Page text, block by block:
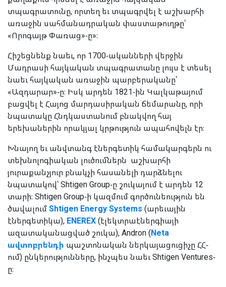
տպագրատունը, որտեղ եւ տպագրվել է աշխարհի
առաջին սահմանադրական փաստաթուղթը՝
«Որոգայթ Փառաց»-ը»։
Հիշեցնենք նաեւ, որ 1700-ականների վերջին
Մադրասի հայկական տպագրատանը լույս է տեսել
նաեւ հայկական առաջին պարբերականը՝
«Ազդարար»-ը։ Իսկ արդեն 1821-ին Կալկաթայում
բացվել է Հայոց մարդասիրական ճեմարանը, որի
նպատակը Հնդկաստանում բնակվող հայ
երեխաներին որակյալ կրթություն ապահովելն էր։
Խնայող եւ անվտանգ էներգետիկ համակարգերն ու
տեխնոլոգիական լուծումներն աշխարհի
յուրաքանչյուր բնակչի հասանելի դարձնելու
նպատակով՝ Shtigen Group-ը շուկայում է արդեն 12
տարի։ Shtigen Group-ի կազմում գործունեություն են
ծավալումShtigen Energy Systems (արեւային
էներգետիկա), ENEREX(էլեկտրաէներգիայի
ազատականացված շուկա), Andron (Neta
ավտոբրենդի պաշտոնական ներկայացուցիչը ՀՀ-
ում) ընկերությունները, ինչպես նաեւ Shtigen Ventures-
ը։